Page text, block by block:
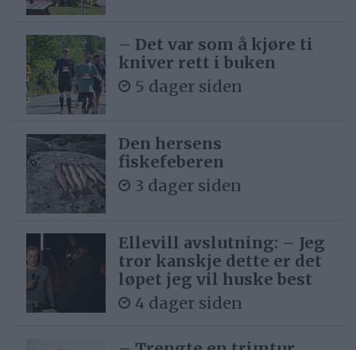
– Det var som å kjøre ti
kniver rett i buken
5 dager siden
Den hersens
fiskefeberen
3 dager siden
Ellevill avslutning: – Jeg
tror kanskje dette er det
løpet jeg vil huske best
4 dager siden